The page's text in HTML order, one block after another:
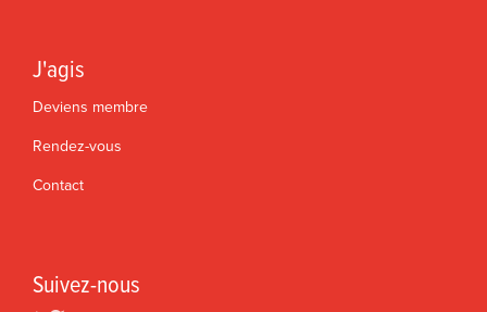
J'agis
Deviens membre
Rendez-vous
Contact
Suivez-nous